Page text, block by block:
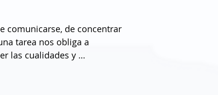
comunicarse, de concentrar
tarea nos obliga a
las cualidades y